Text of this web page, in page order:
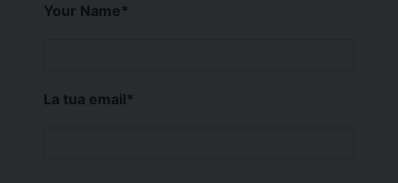
Your Name*
La tua email*